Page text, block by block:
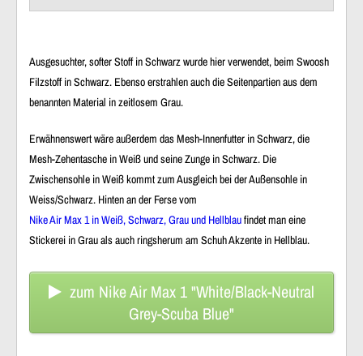
Ausgesuchter, softer Stoff in Schwarz wurde hier verwendet, beim Swoosh
Filzstoff in Schwarz. Ebenso erstrahlen auch die Seitenpartien aus dem
benannten Material in zeitlosem Grau.
Erwähnenswert wäre außerdem das Mesh-Innenfutter in Schwarz, die
Mesh-Zehentasche in Weiß und seine Zunge in Schwarz. Die
Zwischensohle in Weiß kommt zum Ausgleich bei der Außensohle in
Weiss/Schwarz. Hinten an der Ferse vom
Nike Air Max 1 in Weiß, Schwarz, Grau und Hellblaufindet man eine
Stickerei in Grau als auch ringsherum am Schuh Akzente in Hellblau.
zum Nike Air Max 1 "White/Black-Neutral
Grey-Scuba Blue"